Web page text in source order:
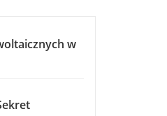
w